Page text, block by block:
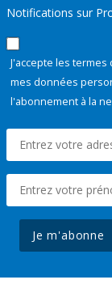
Notifications sur
J'accepte les termes
mes données
l'abonnement à la
Je m'abonne